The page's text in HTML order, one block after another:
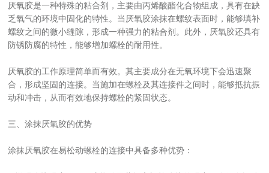
厌氧胶是一种特殊的粘合剂，主要由丙烯酸酯化合物组成，具有在缺
乏氧气的环境中固化的特性。当厌氧胶涂抹在螺纹表面时，能够填补
螺纹之间的微小缝隙，形成一种强力的粘合剂。此外，厌氧胶还具有
防锈防腐的特性，能够增加螺栓的耐用性。
厌氧胶的工作原理简单而有效。其主要成分在无氧环境下会迅速聚
合，形成坚固的连接。当施加在螺栓及其连接件之间时，能够抵抗振
动和冲击，从而有效地保持螺栓的紧固状态。
三、涂抹厌氧胶的优势
涂抹厌氧胶在易松动螺栓的连接中具备多种优势：